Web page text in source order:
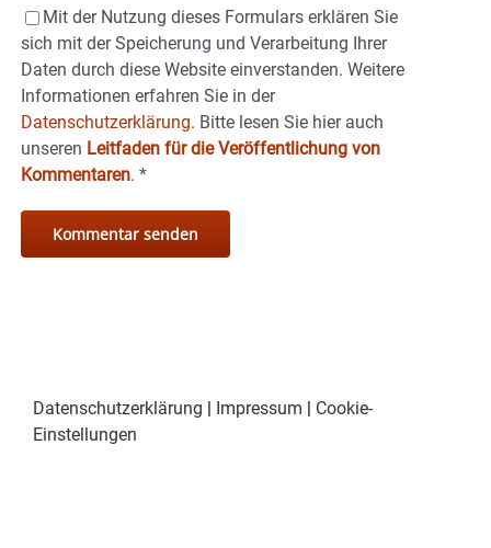
Mit der Nutzung dieses Formulars erklären Sie
sich mit der Speicherung und Verarbeitung Ihrer
Daten durch diese Website einverstanden. Weitere
Informationen erfahren Sie in der
Datenschutzerklärung. Bitte lesen Sie hier auch
unseren Leitfaden für die Veröffentlichung von
Kommentaren. *
Datenschutzerklärung Impressum
Cookie-
Einstellungen